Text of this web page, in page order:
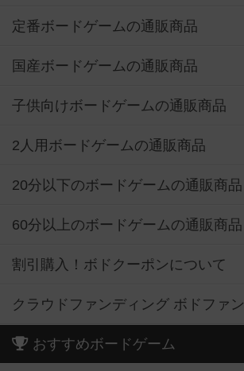
定番ボードゲームの通販商品
国産ボードゲームの通販商品
子供向けボードゲームの通販商品
2人用ボードゲームの通販商品
20分以下のボードゲームの通販商品
60分以上のボードゲームの通販商品
割引購入！ボドクーポンについて
クラウドファンディング ボドファン
おすすめボードゲーム